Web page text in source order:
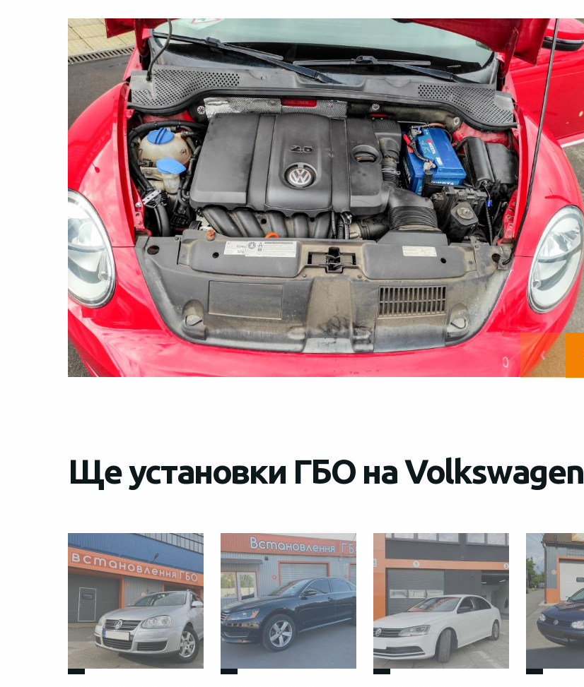
Ще установки ГБО на Volkswagen